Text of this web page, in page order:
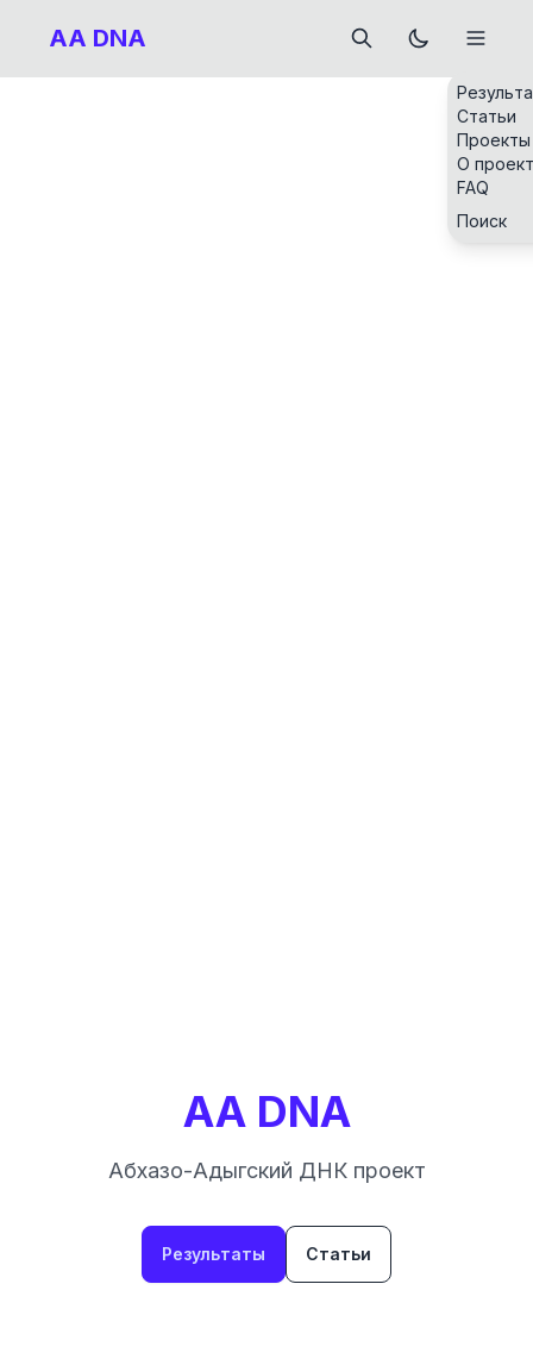
AA DNA
Статьи
Проекты
О
FAQ
Поиск
AA DNA
Абхазо-Адыгский ДНК проект
Результаты Статьи